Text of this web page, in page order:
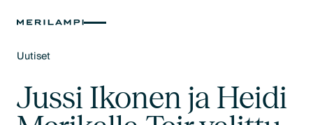
Uutiset
Jussi Ikonen ja Heidi